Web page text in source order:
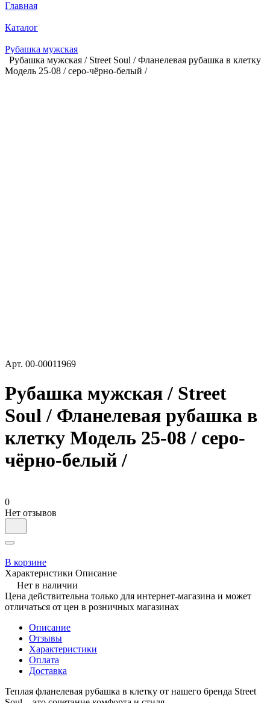
Главная
Каталог
Рубашка мужская
Рубашка мужская / Street Soul / Фланелевая рубашка в клетку
Модель 25-08 / серо-чёрно-белый /
Арт. 00-00011969
Рубашка мужская / Street
Soul / Фланелевая рубашка в
клетку Модель 25-08 / серо-
чёрно-белый /
0
Нет отзывов
В корзине
Характеристики Описание
Нет в наличии
Цена действительна только для интернет-магазина и может
отличаться от цен в розничных магазинах
Описание
Отзывы
Характеристики
Оплата
Доставка
Теплая фланелевая рубашка в клетку от нашего бренда Street